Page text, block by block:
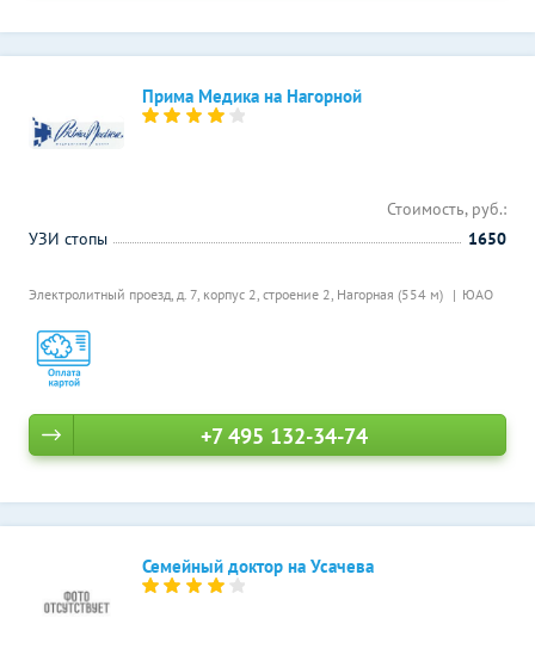
Прима Медика на Нагорной
Электролитный проезд, д. 7, корпус 2, строение 2, Нагорная (554 м) ЮАО
Стоимость, руб.:
УЗИ стопы
1650
+7 495 132-34-74
Семейный доктор на Усачева